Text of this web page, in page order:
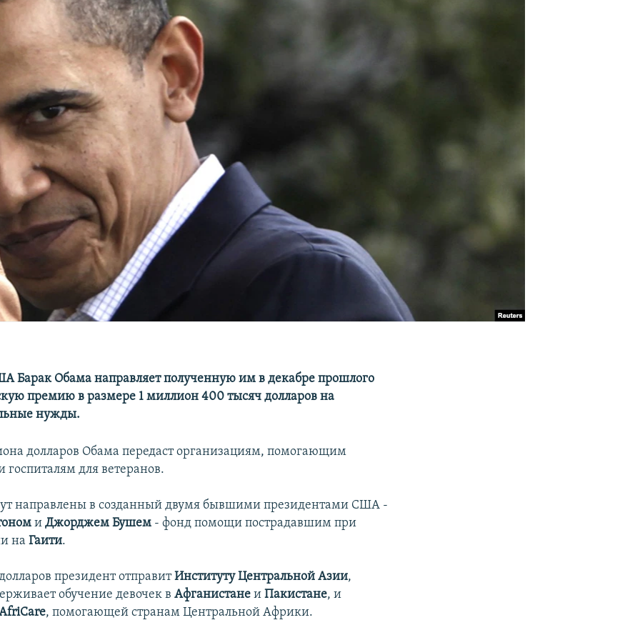
Барак Обама направляет полученную им в декабре прошлого
премию в размере 1 миллион 400 тысяч долларов на
нужды.
долларов Обама передаст организациям, помогающим
для ветеранов.
направлены в созданный двумя бывшими президентами США -
иДжорджем Бушем - фонд помощи пострадавшим при
наГаити.
президент отправитИнституту Центральной Азии,
обучение девочек вАфганистане иПакистане, и
, помогающей странам Центральной Африки.